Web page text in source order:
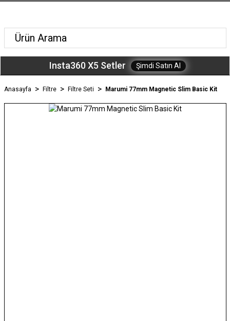
Insta360 X5 Setler Şimdi Satın Al
Anasayfa Filtre Filtre Seti Marumi 77mm Magnetic Slim Basic Kit